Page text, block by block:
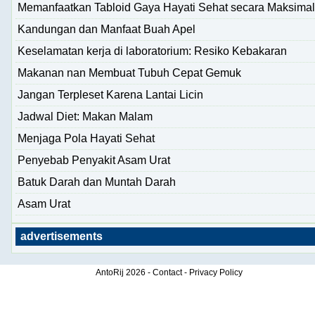
Memanfaatkan Tabloid Gaya Hayati Sehat secara Maksimal
Kandungan dan Manfaat Buah Apel
Keselamatan kerja di laboratorium: Resiko Kebakaran
Makanan nan Membuat Tubuh Cepat Gemuk
Jangan Terpleset Karena Lantai Licin
Jadwal Diet: Makan Malam
Menjaga Pola Hayati Sehat
Penyebab Penyakit Asam Urat
Batuk Darah dan Muntah Darah
Asam Urat
advertisements
AntoRij 2026 - Contact- Privacy Policy